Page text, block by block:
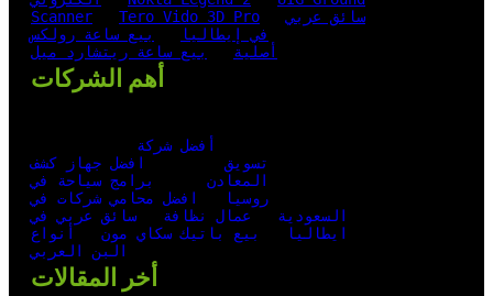
Scanner
Tero Vido 3D Pro
سائق عربي
في إيطاليا
بيع ساعة رولكس
أصلية
بيع ساعة ريتشارد ميل
أهم الشركات
أفضل شركة
تسويق
افضل جهاز كشف
المعادن
برامج سياحة في
روسيا
افضل محامي شركات في
السعودية
عمال نظافة
سائق عربي في
ايطاليا
بيع باتيك سكاي مون
أنواع
البن العربي
أخر المقالات